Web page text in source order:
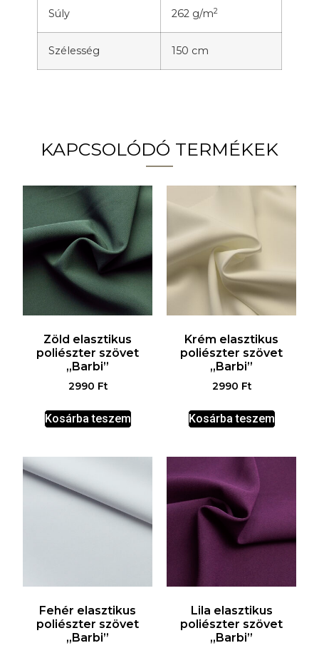
Súly 262 g/m2
Szélesség 150 cm
KAPCSOLÓDÓ TERMÉKEK
Zöld elasztikus
poliészter szövet
„Barbi”
2990 Ft
Kosárba teszem
Krém elasztikus
poliészter szövet
„Barbi”
2990 Ft
Kosárba teszem
Fehér elasztikus
poliészter szövet
„Barbi”
Lila elasztikus
poliészter szövet
„Barbi”